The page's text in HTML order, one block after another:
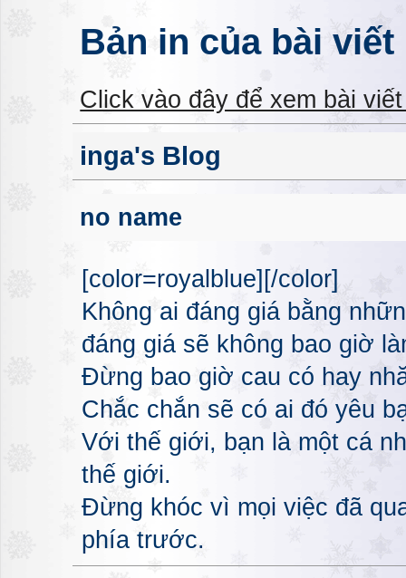
Bản in của bài viết
Click vào đây để xem bài
inga's Blog
no name
[color=royalblue][/color]
Không ai đáng giá bằng
đáng giá sẽ không bao giờ
Đừng bao giờ cau có hay
Chắc chắn sẽ có ai đó yêu
Với thế giới, bạn là một cá
thế giới.
Đừng khóc vì mọi việc đã
phía trước.